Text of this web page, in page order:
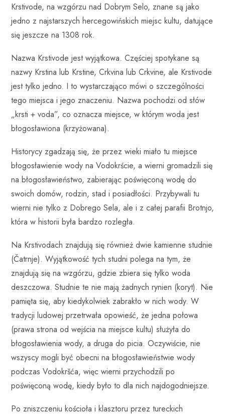
Krstivode, na wzgórzu nad Dobrym Selo, znane są jako
jedno z najstarszych hercegowińskich miejsc kultu, datujące
się jeszcze na 1308 rok.
Nazwa Krstivode jest wyjątkowa. Częściej spotykane są
nazwy Krstina lub Krstine, Crkvina lub Crkvine, ale Krstivode
jest tylko jedno. I to wystarczająco mówi o szczególności
tego miejsca i jego znaczeniu. Nazwa pochodzi od słów
„krsti + voda”, co oznacza miejsce, w którym woda jest
błogosławiona (krzyżowana).
Historycy zgadzają się, że przez wieki miało tu miejsce
błogosławienie wody na Vodokrście, a wierni gromadzili się
na błogosławieństwo, zabierając poświęconą wodę do
swoich domów, rodzin, stad i posiadłości. Przybywali tu
wierni nie tylko z Dobrego Sela, ale i z całej parafii Brotnjo,
która w historii była bardzo rozległa.
Na Krstivodach znajdują się również dwie kamienne studnie
(Čatrnje). Wyjątkowość tych studni polega na tym, że
znajdują się na wzgórzu, gdzie zbiera się tylko woda
deszczowa. Studnie te nie mają żadnych rynien (koryt). Nie
pamięta się, aby kiedykolwiek zabrakło w nich wody. W
tradycji ludowej przetrwała opowieść, że jedna połowa
(prawa strona od wejścia na miejsce kultu) służyła do
błogosławienia wody, a druga do picia. Oczywiście, nie
wszyscy mogli być obecni na błogosławieństwie wody
podczas Vodokršća, więc wierni przychodzili po
poświęconą wodę, kiedy było to dla nich najdogodniejsze.
Po zniszczeniu kościoła i klasztoru przez tureckich